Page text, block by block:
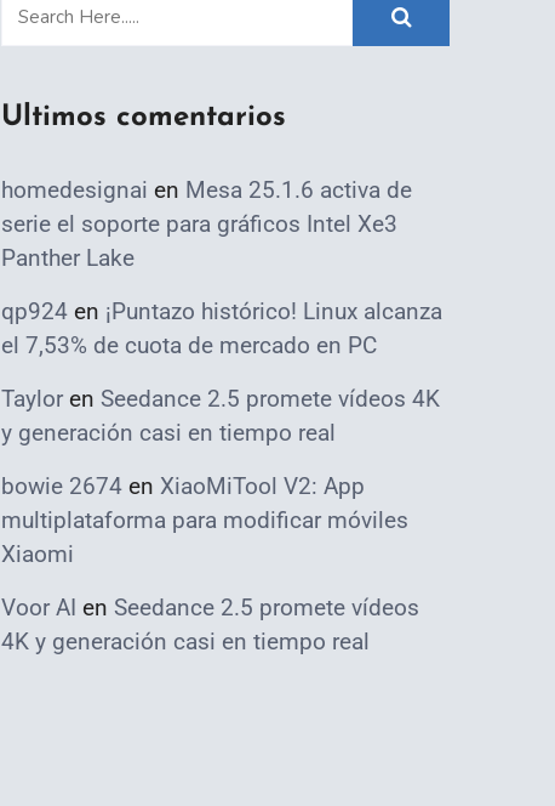
Ultimos comentarios
homedesignai en Mesa 25.1.6 activa de
serie el soporte para gráficos Intel Xe3
Panther Lake
qp924 en ¡Puntazo histórico! Linux alcanza
el 7,53% de cuota de mercado en PC
Taylor en Seedance 2.5 promete vídeos 4K
y generación casi en tiempo real
bowie 2674 en XiaoMiTool V2: App
multiplataforma para modificar móviles
Xiaomi
Voor AI en Seedance 2.5 promete vídeos
4K y generación casi en tiempo real